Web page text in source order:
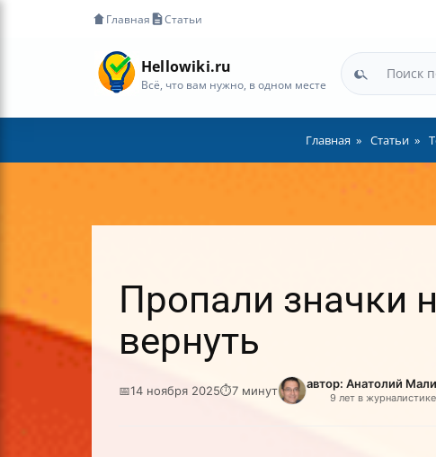
Главная Статьи
Hellowiki.ru
Всё, что вам нужно, в одном месте
Главная Статьи
Пропали значки
вернуть
📅14 ноября 2025⏱7 минут автор: Анатолий
9 лет в журналистике